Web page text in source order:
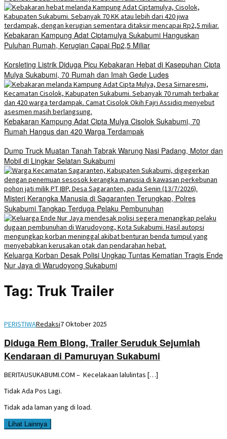
Kebakaran Kampung Adat Ciptamulya Sukabumi Hanguskan
Puluhan Rumah, Kerugian Capai Rp2,5 Miliar
Korsleting Listrik Diduga Picu Kebakaran Hebat di Kasepuhan Cipta
Mulya Sukabumi, 70 Rumah dan Imah Gede Ludes
Kebakaran Kampung Adat Cipta Mulya Cisolok Sukabumi, 70
Rumah Hangus dan 420 Warga Terdampak
Dump Truck Muatan Tanah Tabrak Warung Nasi Padang, Motor dan
Mobil di Lingkar Selatan Sukabumi
Misteri Kerangka Manusia di Sagaranten Terungkap, Polres
Sukabumi Tangkap Terduga Pelaku Pembunuhan
Keluarga Korban Desak Polisi Ungkap Tuntas Kematian Tragis Ende
Nur Jaya di Warudoyong Sukabumi
Tag: Truk Trailer
PERISTIWARedaksi7 Oktober 2025
Diduga Rem Blong, Trailer Seruduk Sejumlah
Kendaraan di Pamuruyan Sukabumi
BERITAUSUKABUMI.COM – Kecelakaan lalulintas […]
Tidak Ada Pos Lagi.
Tidak ada laman yang di load.
Lihat Lainnya